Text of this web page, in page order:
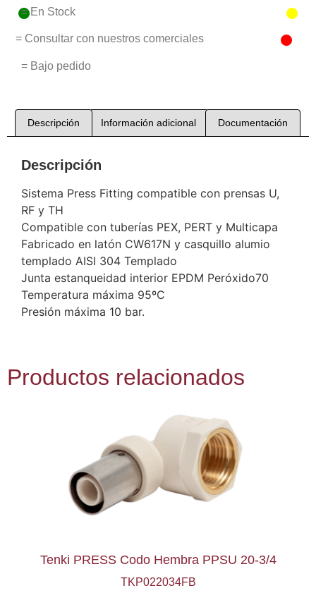
= En Stock
= Consultar con nuestros comerciales
= Bajo pedido
Descripción Información adicional Documentación
Descripción
Sistema Press Fitting compatible con prensas U,
RF y TH
Compatible con tuberías PEX, PERT y Multicapa
Fabricado en latón CW617N y casquillo alumio
templado AISI 304 Templado
Junta estanqueidad interior EPDM Peróxido70
Temperatura máxima 95ºC
Presión máxima 10 bar.
Productos relacionados
Tenki PRESS Codo Hembra PPSU 20-3/4
TKP022034FB